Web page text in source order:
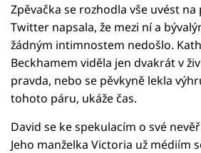
Zpěvačka se rozhodla vše uvést
Twitter napsala, že mezi ní a
žádným intimnostem nedošlo.
Beckhamem viděla jen dvakrát v
pravda, nebo se pěvkyně lekla
tohoto páru, ukáže čas.
David se ke spekulacím o své
Jeho manželka Victoria už médiím